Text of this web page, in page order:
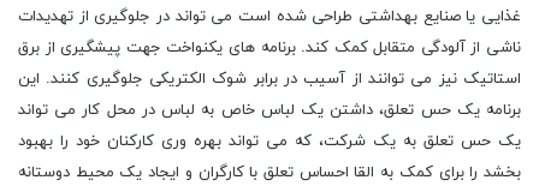
غذایی یا صنایع بهداشتی طراحی شده است می تواند در جلوگیری از تهدیدات
ناشی از آلودگی متقابل کمک کند. برنامه های یکنواخت جهت پیشگیری از برق
استاتیک نیز می توانند از آسیب در برابر شوک الکتریکی جلوگیری کنند. این
برنامه یک حس تعلق، داشتن یک لباس خاص به لباس در محل کار می تواند
یک حس تعلق به یک شرکت، که می تواند بهره وری کارکنان خود را بهبود
بخشد را برای کمک به القا احساس تعلق با کارگران و ایجاد یک محیط دوستانه